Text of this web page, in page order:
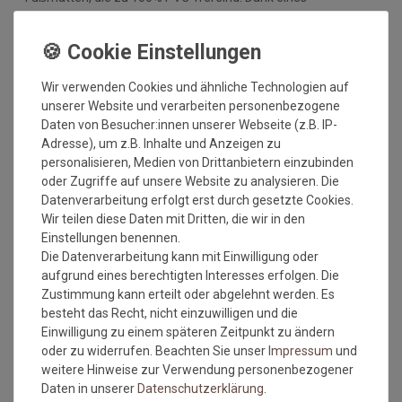
hochwertigen Gummirückens sind die Fußmatten absolut
Fußbodenheizungen steht somit nichts mehr im Wege.
Vor dem ersten Gebrauch waschen Sie die Fußmatte separat
bei angegebener Temperatur mit Feinwaschmittel und legen
sie flach zum Trocknen aus. Dadurch richten sich die Fasern
auf, der Mattenflor wird aktiviert und transportbedingte Falten
und Knicke werden wieder glatt. Pflegen Sie so Ihre
Fußmatte regelmäßig und Sie werden überrascht sein, wie
viele Jahre Qualität und Farbe erhalten bleiben.
Waschtipps:
Matten, die nicht mehr in die Waschmaschine passen, können
mit einem Dampfstrahler (aus Entfernung) gereinigt werden
oder bei einer Wäscherei abgegeben werden. Ganz wichtig ist
auch, dass man die Matten nicht gefaltet und auch nicht mit
anderen Wäschestücken in die Maschine legt, damit die Matte
nicht mit Knicken wieder aus der Maschine kommt. Dies ist
kein Materialfehler und stellt auch keinen Reklamationsgrund
dar.
Wir verwenden Cookies und ähnliche Technologien auf
unserer Website und verarbeiten personenbezogene
Daten von Besucher:innen unserer Webseite (z.B. IP-
Adresse), um z.B. Inhalte und Anzeigen zu
personalisieren, Medien von Drittanbietern einzubinden
oder Zugriffe auf unsere Website zu analysieren. Die
Datenverarbeitung erfolgt erst durch gesetzte Cookies.
Wir teilen diese Daten mit Dritten, die wir in den
Einstellungen benennen.
Die Datenverarbeitung kann mit Einwilligung oder
aufgrund eines berechtigten Interesses erfolgen. Die
Zustimmung kann erteilt oder abgelehnt werden. Es
besteht das Recht, nicht einzuwilligen und die
Einwilligung zu einem späteren Zeitpunkt zu ändern
oder zu widerrufen. Beachten Sie unser Impressum und
weitere Hinweise zur Verwendung personenbezogener
Daten in unserer Daten­schutz­erklärung